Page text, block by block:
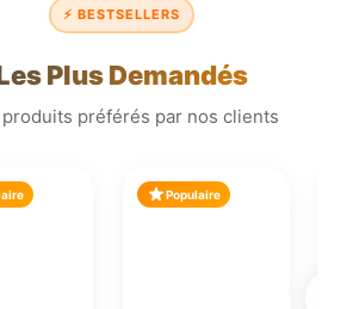
⚡ BESTSELLERS
Plus Demandés
produits préférés par nos clients
Populaire